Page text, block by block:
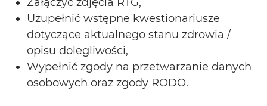
Załączyć zdjęcia RTG,
Uzupełnić wstępne kwestionariusze
dotyczące aktualnego stanu zdrowia /
opisu dolegliwości,
Wypełnić zgody na przetwarzanie danych
osobowych oraz zgody RODO.